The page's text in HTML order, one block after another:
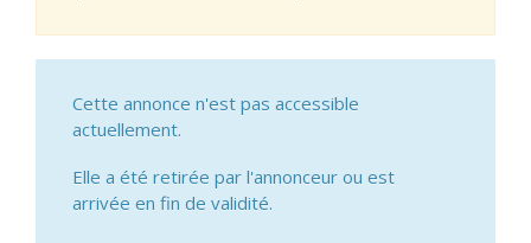
Cette annonce n'est pas accessible
actuellement.
Elle a été retirée par l'annonceur ou est
arrivée en fin de validité.